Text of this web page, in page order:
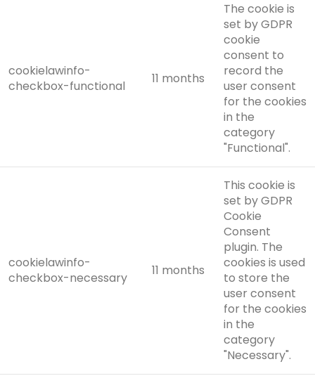
cookielawinfo-
checkbox-functional
11 months
The cookie is
set by GDPR
cookie
consent to
record the
user consent
for the cookies
in the
category
"Functional".
cookielawinfo-
checkbox-necessary
11 months
This cookie is
set by GDPR
Cookie
Consent
plugin. The
cookies is used
to store the
user consent
for the cookies
in the
category
"Necessary".